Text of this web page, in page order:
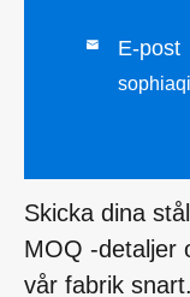
 E-post
Skicka dina
MOQ -detaljer
vår fabrik snart.